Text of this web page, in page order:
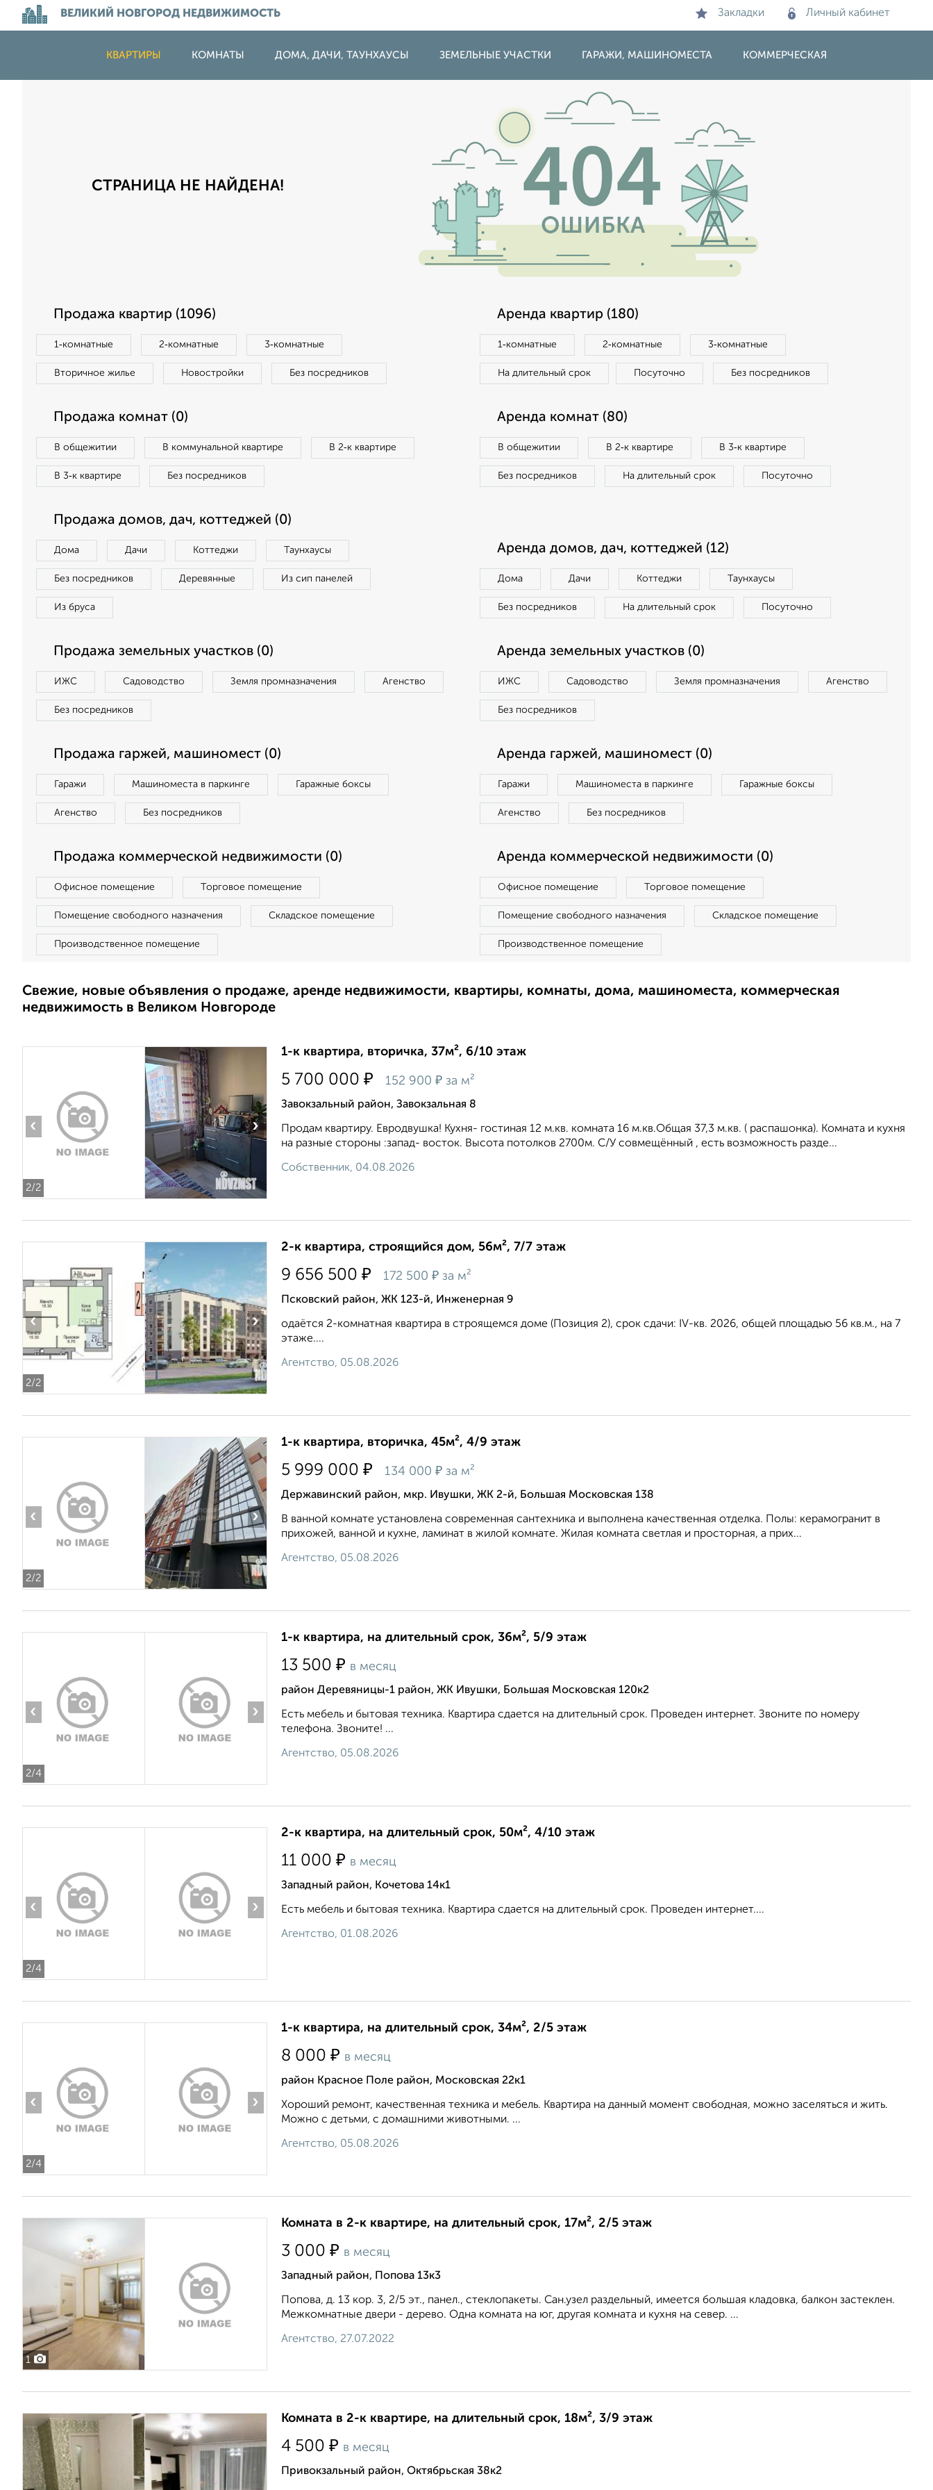
ВЕЛИКИЙ НОВГОРОД НЕДВИЖИМОСТЬ Закладки Личный кабинет
КВАРТИРЫ КОМНАТЫ ДОМА, ДАЧИ, ТАУНХАУСЫ ЗЕМЕЛЬНЫЕ УЧАСТКИ ГАРАЖИ, МАШИНОМЕСТА КОММЕРЧЕСКАЯ
СТРАНИЦА НЕ НАЙДЕНА!
Продажа квартир (1096)
1‑комнатные 2‑комнатные 3‑комнатные
Вторичное жилье Новостройки Без посредников
Аренда квартир (180)
1‑комнатные 2‑комнатные 3‑комнатные
На длительный срок Посуточно Без посредников
Продажа комнат (0)
В общежитии В коммунальной квартире В 2‑к квартире
В 3‑к квартире Без посредников
Аренда комнат (80)
В общежитии В 2‑к квартире В 3‑к квартире
Без посредников На длительный срок Посуточно
Продажа домов, дач, коттеджей (0)
Дома Дачи Коттеджи Таунхаусы
Без посредников Деревянные Из сип панелей
Из бруса
Аренда домов, дач, коттеджей (12)
Дома Дачи Коттеджи Таунхаусы
Без посредников На длительный срок Посуточно
Продажа земельных участков (0)
ИЖС Садоводство Земля промназначения Агенство
Без посредников
Аренда земельных участков (0)
ИЖС Садоводство Земля промназначения Агенство
Без посредников
Продажа гаржей, машиномест (0)
Гаражи Машиноместа в паркинге Гаражные боксы
Агенство Без посредников
Аренда гаржей, машиномест (0)
Гаражи Машиноместа в паркинге Гаражные боксы
Агенство Без посредников
Продажа коммерческой недвижимости (0)
Офисное помещение Торговое помещение
Помещение свободного назначения Складское помещение
Производственное помещение
Аренда коммерческой недвижимости (0)
Офисное помещение Торговое помещение
Помещение свободного назначения Складское помещение
Производственное помещение
Свежие, новые объявления о продаже, аренде недвижимости, квартиры, комнаты, дома, машиноместа, коммерческая
недвижимость в Великом Новгороде
2/2
‹ ›
1-к квартира, вторичка, 37м², 6/10 этаж
5 700 000 ₽ 152 900 ₽ за м²
Завокзальный район, Завокзальная 8
Продам квартиру. Евродвушка! Кухня- гостиная 12 м.кв. комната 16 м.кв.Общая 37,3 м.кв. ( распашонка). Комната и кухня
на разные стороны :запад- восток. Высота потолков 2700м. С/У совмещённый , есть возможность разде...
Собственник, 04.08.2026
2/2
‹ ›
2-к квартира, строящийся дом, 56м², 7/7 этаж
9 656 500 ₽ 172 500 ₽ за м²
Псковский район, ЖК 123-й, Инженерная 9
одаётся 2-комнатная квартира в строящемся доме (Позиция 2), срок сдачи: IV-кв. 2026, общей площадью 56 кв.м., на 7
этаже....
Агентство, 05.08.2026
2/2
‹ ›
1-к квартира, вторичка, 45м², 4/9 этаж
5 999 000 ₽ 134 000 ₽ за м²
Державинский район, мкр. Ивушки, ЖК 2-й, Большая Московская 138
В ванной комнате установлена современная сантехника и выполнена качественная отделка. Полы: керамогранит в
прихожей, ванной и кухне, ламинат в жилой комнате. Жилая комната светлая и просторная, а прих...
Агентство, 05.08.2026
2/4
‹ ›
1-к квартира, на длительный срок, 36м², 5/9 этаж
13 500 ₽ в месяц
район Деревяницы-1 район, ЖК Ивушки, Большая Московская 120к2
Есть мебель и бытовая техника. Квартира сдается на длительный срок. Проведен интернет. Звоните по номеру
телефона. Звоните! ...
Агентство, 05.08.2026
2/4
‹ ›
2-к квартира, на длительный срок, 50м², 4/10 этаж
11 000 ₽ в месяц
Западный район, Кочетова 14к1
Есть мебель и бытовая техника. Квартира сдается на длительный срок. Проведен интернет....
Агентство, 01.08.2026
2/4
‹ ›
1-к квартира, на длительный срок, 34м², 2/5 этаж
8 000 ₽ в месяц
район Красное Поле район, Московская 22к1
Хороший ремонт, качественная техника и мебель. Квартира на данный момент свободная, можно заселяться и жить.
Можно с детьми, с домашними животными. ...
Агентство, 05.08.2026
1
Комната в 2-к квартире, на длительный срок, 17м², 2/5 этаж
3 000 ₽ в месяц
Западный район, Попова 13к3
Попова, д. 13 кор. 3, 2/5 эт., панел., стеклопакеты. Сан.узел раздельный, имеется большая кладовка, балкон застеклен.
Межкомнатные двери - дерево. Одна комната на юг, другая комната и кухня на север. ...
Агентство, 27.07.2022
Комната в 2-к квартире, на длительный срок, 18м², 3/9 этаж
4 500 ₽ в месяц
Привокзальный район, Октябрьская 38к2